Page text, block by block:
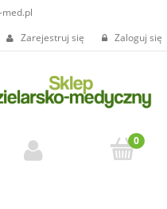
Zarejestruj się
Zaloguj się